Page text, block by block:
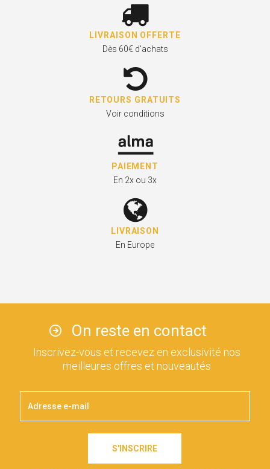
LIVRAISON OFFERTE
Dès 60€ d'achats
RETOURS GRATUITS
Voir conditions
PAIEMENT
En 2x ou 3x
LIVRAISON
En Europe
On reste en contact
Inscrivez-vous et recevez en exclusivité nos
meilleures offres et nouveautés
S'INSCRIRE